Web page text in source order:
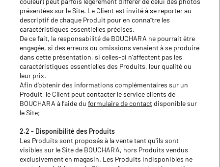
présentées sur le Site. Le Client est invité à se reporter au
descriptif de chaque Produit pour en connaître les
caractéristiques essentielles précises.
De ce fait, la responsabilité de BOUCHARA ne pourrait être
engagée, si des erreurs ou omissions venaient à se produire
dans cette présentation, si celles-ci n’affectent pas les
caractéristiques essentielles des Produits, leur qualité ou
leur prix.
Afin d'obtenir des informations complémentaires sur un
Produit, le Client peut contacter le service clients de
BOUCHARA à l’aide du formulaire de contact disponible sur
le Site;
2.2 - Disponibilité des Produits
Les Produits sont proposés à la vente tant qu'ils sont
visibles sur le Site de BOUCHARA, hors Produits vendus
exclusivement en magasin. Les Produits indisponibles ne